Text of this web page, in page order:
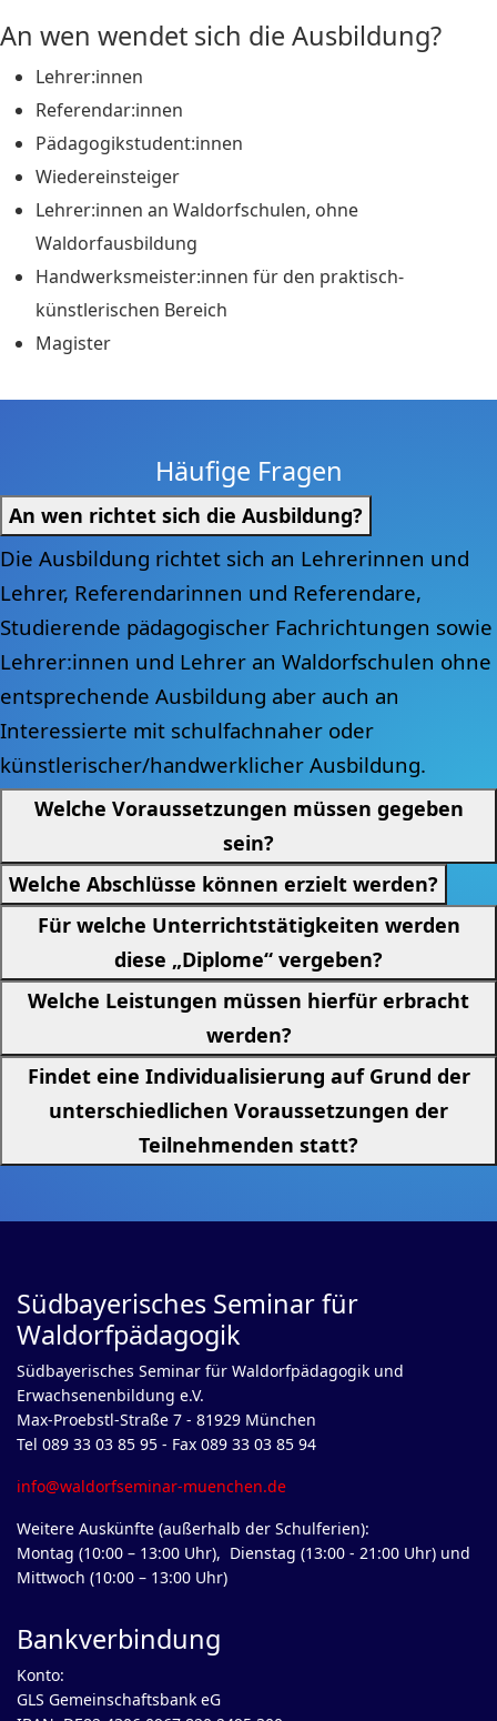
An wen wendet sich die Ausbildung?
Lehrer:innen
Referendar:innen
Pädagogikstudent:innen
Wiedereinsteiger
Lehrer:innen an Waldorfschulen, ohne
Waldorfausbildung
Handwerksmeister:innen für den praktisch-
künstlerischen Bereich
Magister
Häufige Fragen
An wen richtet sich die Ausbildung?
Die Ausbildung richtet sich an Lehrerinnen und
Lehrer, Referendarinnen und Referendare,
Studierende pädagogischer Fachrichtungen sowie
Lehrer:innen und Lehrer an Waldorfschulen ohne
entsprechende Ausbildung aber auch an
Interessierte mit schulfachnaher oder
künstlerischer/handwerklicher Ausbildung.
Welche Voraussetzungen müssen gegeben
sein?
Welche Abschlüsse können erzielt werden?
Für welche Unterrichtstätigkeiten werden
diese „Diplome“ vergeben?
Welche Leistungen müssen hierfür erbracht
werden?
Findet eine Individualisierung auf Grund der
unterschiedlichen Voraussetzungen der
Teilnehmenden statt?
Südbayerisches Seminar für
Waldorfpädagogik
Südbayerisches Seminar für Waldorfpädagogik und
Erwachsenenbildung e.V.
Max-Proebstl-Straße 7 - 81929 München
Tel 089 33 03 85 95 - Fax 089 33 03 85 94
info@waldorfseminar-muenchen.de
Weitere Auskünfte (außerhalb der Schulferien):
Montag (10:00 – 13:00 Uhr), Dienstag (13:00 - 21:00 Uhr) und
Mittwoch (10:00 – 13:00 Uhr)
Bankverbindung
Konto:
GLS Gemeinschaftsbank eG